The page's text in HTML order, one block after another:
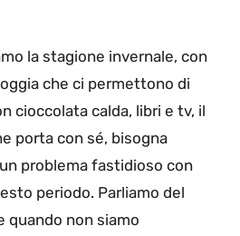
la stagione invernale, con
che ci permettono di
cioccolata calda, libri e tv, il
porta con sé, bisogna
problema fastidioso con
periodo. Parliamo del
quando non siamo